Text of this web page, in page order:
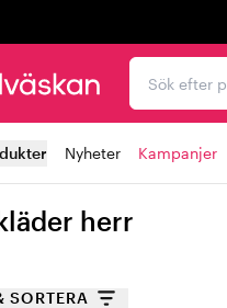
Sök efter
Nyheter Kampanjer
herr
SORTERA